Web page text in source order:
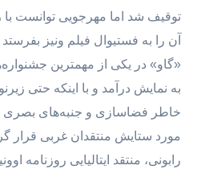
توقیف شد اما مهرجویی توانست با
آن را به فستیوال فیلم ونیز
«گاو» در یکی از مهمترین
به نمایش درآمد و با اینکه حتی
خاطر فضاسازی و جنبه‌های بصری
مورد ستایش منتقدان غربی قرار
رابونی، منتقد ایتالیایی روزنامه